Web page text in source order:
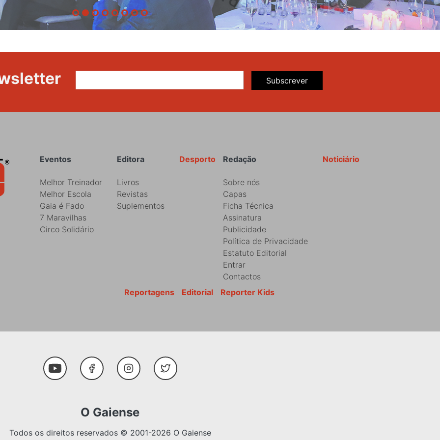
Subscrever
Rodapé Noticiário
Redação
Sobre nós
Capas
Ficha Técnica
Assinatura
Publicidade
Política de Privacidade
Estatuto Editorial
Entrar
Contactos
Desporto
Editora
Livros
Revistas
Suplementos
Eventos
Melhor Treinador
Melhor Escola
Gaia é Fado
7 Maravilhas
Circo Solidário
Reporter Kids
Editorial
Reportagens
Youtube FacebookInstagramTwitter
O Gaiense
Todos os direitos reservados © 2001-2026 O Gaiense